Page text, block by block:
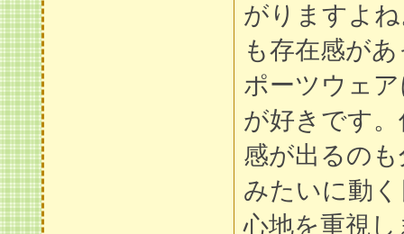
がりますよ
も存在感が
ポーツウェ
が好きです
感が出るの
みたいに動
心地を重視し